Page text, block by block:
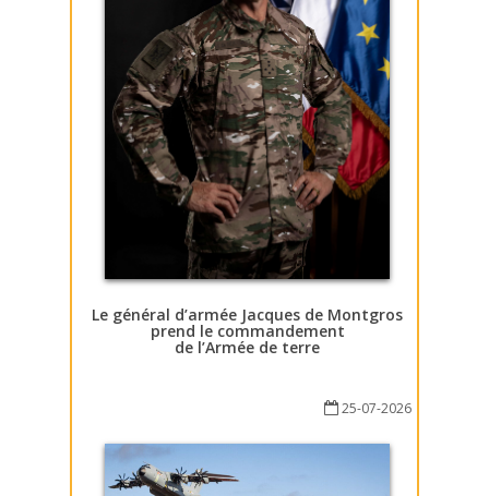
Le général d’armée Jacques de Montgros
prend le commandement
de l’Armée de terre
25-07-2026